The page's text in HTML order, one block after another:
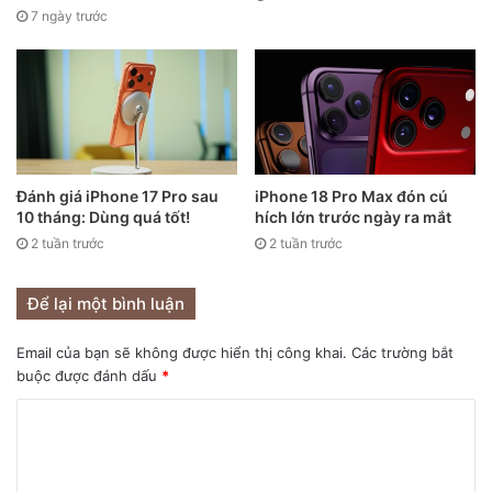
tầm trung với mức giá cao bởi hãng đã thành công khi tạo
ra giá trị thương hiệu cao cấp của mình. Minh chứng là
7 ngày trước
Đánh giá iPhone 17 Pro sau
10 tháng: Dùng quá tốt!
2 tuần trước
iPhone 18 Pro Max đón cú
hích lớn trước ngày ra mắt
2 tuần trước
Để lại một bình luận
Email của bạn sẽ không được hiển thị công khai. Các trường bắt
buộc được đánh dấu *